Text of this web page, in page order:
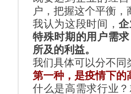
户，把握这个平衡
我认为这段时间，
特殊时期的用户需
所及的利益。
我们具体可以分不同
第一种，是疫情下的
什么是高需求行业